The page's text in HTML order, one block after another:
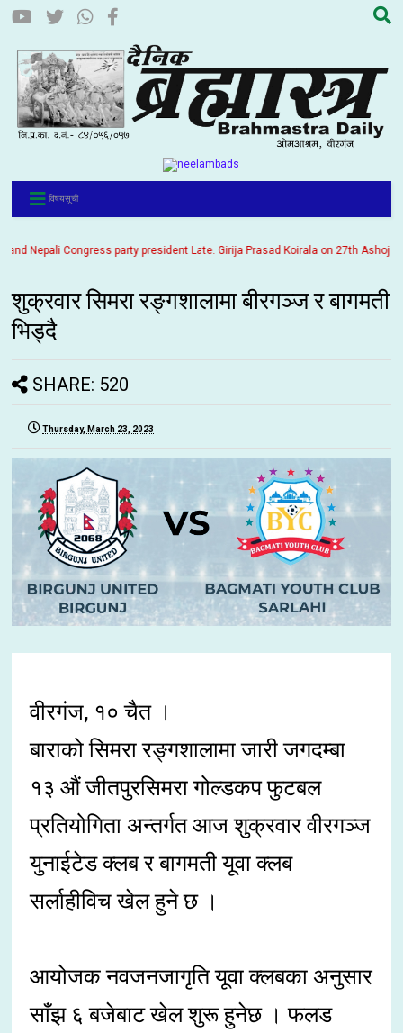
विषयसूची
Nepali Congress party president Late. Girija Prasad Koirala on 27th Ashoj
शुक्रवार सिमरा रङ्गशालामा बीरगञ्ज र बागमती
भिड्दै
SHARE: 520
Thursday, March 23, 2023
वीरगंज, १० चैत ।
बाराको सिमरा रङ्गशालामा जारी जगदम्बा
१३ औं जीतपुरसिमरा गोल्डकप फुटबल
प्रतियोगिता अन्तर्गत आज शुक्रवार वीरगञ्ज
युनाईटेड क्लब र बागमती यूवा क्लब
सर्लाहीविच खेल हुने छ ।
आयोजक नवजनजागृति यूवा क्लबका अनुसार
साँझ ६ बजेबाट खेल शुरू हुनेछ । फलड